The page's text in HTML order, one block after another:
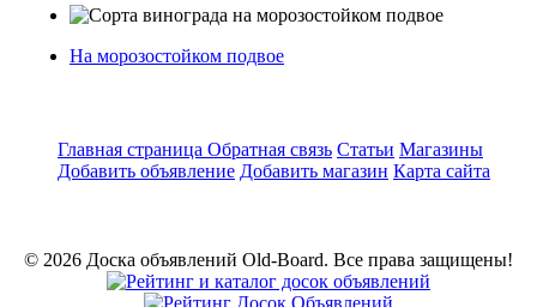
На морозостойком подвое
Главная страница Обратная связь Статьи Магазины
Добавить объявление Добавить магазин Карта сайта
© 2026 Доска объявлений Old-Board. Все права защищены!